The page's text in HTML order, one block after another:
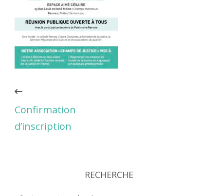
Confirmation
d’inscription
RECHERCHE